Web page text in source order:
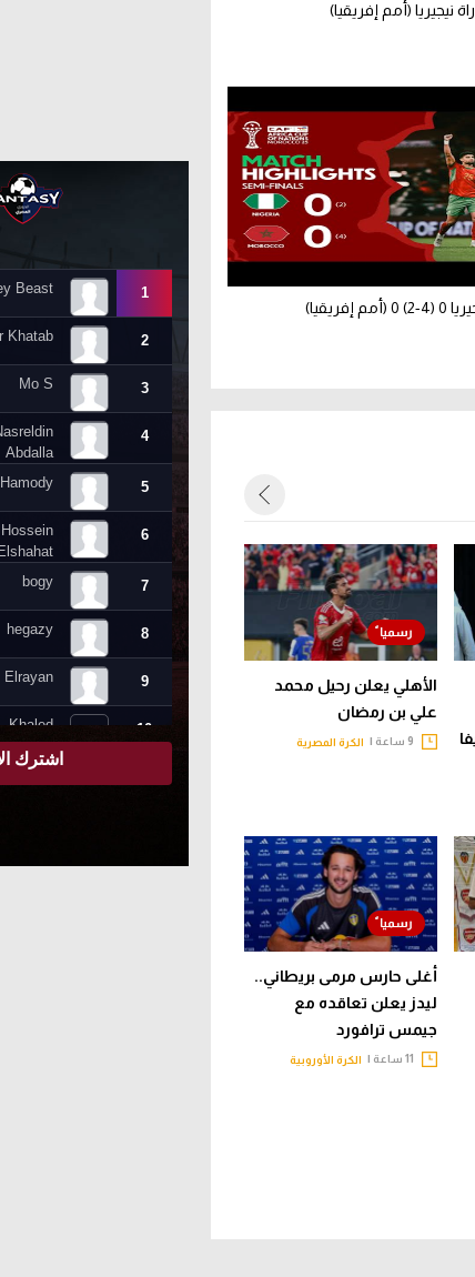
(أمم إفريقيا)
الأهلي يعلن رحيل محمد
علي بن رمضان
الكرة المصرية
أغلى حارس مرمى بريطاني..
ليدز يعلن تعاقده مع
جيمس ترافورد
الكرة الأوروبية